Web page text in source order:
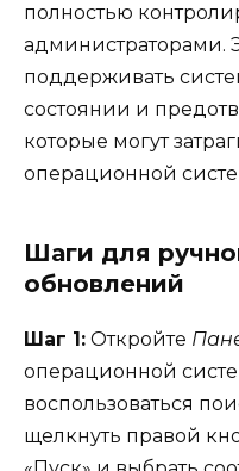
полностью
администраторами.
поддерживать
состоянии и
которые могут
операционной
Шаги для
обновлений
Шаг 1: Откройте
операционной
воспользоваться
щелкнуть правой